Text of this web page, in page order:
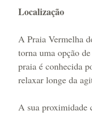
Localização
A Praia Vermelha
torna uma opção
praia é conhecida
relaxar longe da
A sua proximidade